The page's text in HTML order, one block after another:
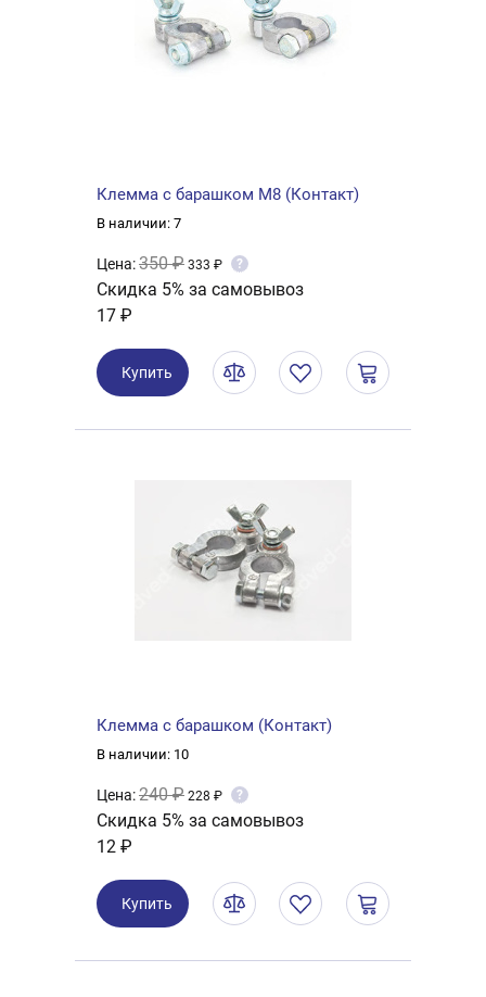
Клемма с барашком M8 (Контакт)
В наличии: 7
Цена:350 ₽ 333 ₽ ?
Скидка 5% за самовывоз
17 ₽
Купить
Клемма с барашком (Контакт)
В наличии: 10
Цена:240 ₽ 228 ₽ ?
Скидка 5% за самовывоз
12 ₽
Купить